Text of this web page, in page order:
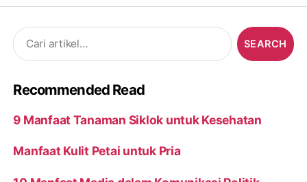
Search
for:
Recommended Read
9 Manfaat Tanaman Siklok untuk Kesehatan
Manfaat Kulit Petai untuk Pria